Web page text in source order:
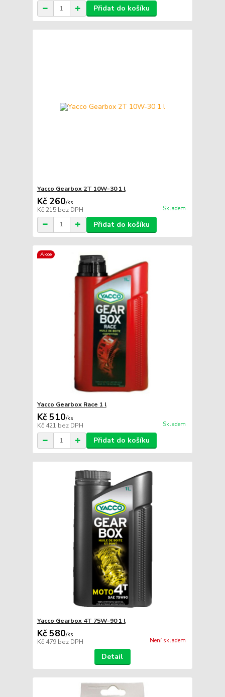
Přidat do košíku
Yacco Gearbox 2T 10W-30 1 l
Kč 260/ks
Kč 215 bez DPH Skladem
Přidat do košíku
Akce
Yacco Gearbox Race 1 l
Kč 510/ks
Kč 421 bez DPH Skladem
Přidat do košíku
Yacco Gearbox 4T 75W-90 1 l
Kč 580/ks
Kč 479 bez DPH Není skladem
Detail